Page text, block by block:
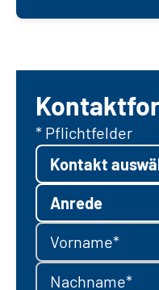
* Pflichtfelder
Kontakt
Anrede
Vorname*
Nachname*